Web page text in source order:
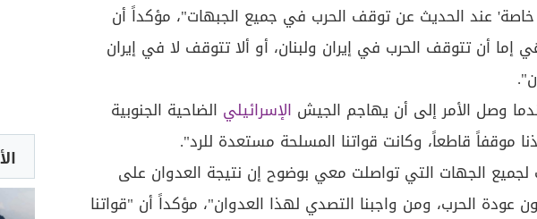
خاصة' عند الحديث عن توقف الحرب في جميع الجبهات"، مؤكداً أن
إما أن تتوقف الحرب في إيران ولبنان، أو ألا تتوقف لا في إيران
وصل الأمر إلى أن يهاجم الجيش الإسرائيلي الضاحية الجنوبية
موقفاً قاطعاً، وكانت قواتنا المسلحة مستعدة للرد".
لجميع الجهات التي تواصلت معي بوضوح إن نتيجة العدوان على
عودة الحرب، ومن واجبنا التصدي لهذا العدوان"، مؤكداً أن "قواتنا